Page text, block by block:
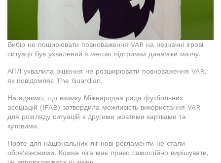
Вибір не поширювати повноваження VAR на незначні ігрові
ситуації був ухвалений з метою підтримки динаміки матчу.
АПЛ ухвалила рішення не розширювати повноваження VAR,
як повідомляє The Guardian.
Нагадаємо, що взимку Міжнародна рада футбольних
асоціацій (IFAB) затвердила можливість використання VAR
для розгляду ситуацій з другими жовтими картками та
кутовими.
Проте для національних ліг нові регламенти не стали
обов'язковими. Кожна ліга має право самостійно вирішувати,